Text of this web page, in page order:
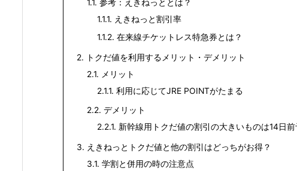
1.1. 参考：えきねっととは？
1.1.1. えきねっと割引率
1.1.2. 在来線チケットレス特急券とは？
2. トクだ値を利用するメリット・デメリット
2.1. メリット
2.1.1. 利用に応じてJRE POINTがたまる
2.2. デメリット
2.2.1. 新幹線用トクだ値の割引の大きいものは14日前
3. えきねっとトクだ値と他の割引はどっちがお得？
3.1. 学割と併用の時の注意点